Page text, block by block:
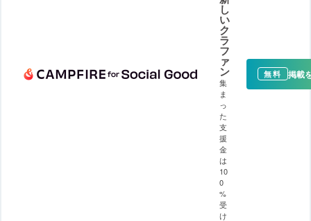
し
い
ク
ラ
フ
ァ
ン
集
ま
っ
た
支
援
金
は
10
0
%
受
け
無料 掲載